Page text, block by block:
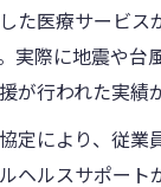
た医療サービス
実際に地震や台
が行われた実績
定により、従業
ヘルスサポート